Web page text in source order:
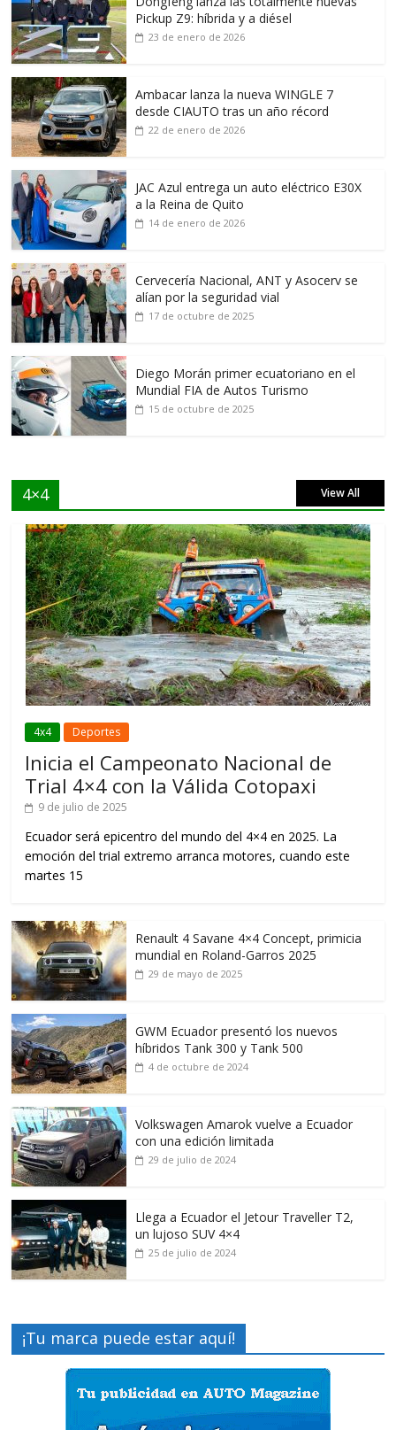
Pickup Z9: híbrida y a diésel
23 de enero de 2026
Ambacar lanza la nueva WINGLE 7
desde CIAUTO tras un año récord
22 de enero de 2026
JAC Azul entrega un auto eléctrico E30X
a la Reina de Quito
14 de enero de 2026
Cervecería Nacional, ANT y Asocerv se
alían por la seguridad vial
17 de octubre de 2025
Diego Morán primer ecuatoriano en el
Mundial FIA de Autos Turismo
15 de octubre de 2025
4×4 View All
4x4 Deportes
Inicia el Campeonato Nacional de
Trial 4×4 con la Válida Cotopaxi
9 de julio de 2025
Ecuador será epicentro del mundo del 4×4 en 2025. La
emoción del trial extremo arranca motores, cuando este
martes 15
Renault 4 Savane 4×4 Concept, primicia
mundial en Roland-Garros 2025
29 de mayo de 2025
GWM Ecuador presentó los nuevos
híbridos Tank 300 y Tank 500
4 de octubre de 2024
Volkswagen Amarok vuelve a Ecuador
con una edición limitada
29 de julio de 2024
Llega a Ecuador el Jetour Traveller T2,
un lujoso SUV 4×4
25 de julio de 2024
¡Tu marca puede estar aquí!